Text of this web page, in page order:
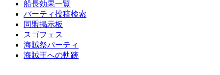
船長効果一覧
パーティ投稿検索
同盟掲示板
スゴフェス
海賊祭パーティ
海賊王への軌跡